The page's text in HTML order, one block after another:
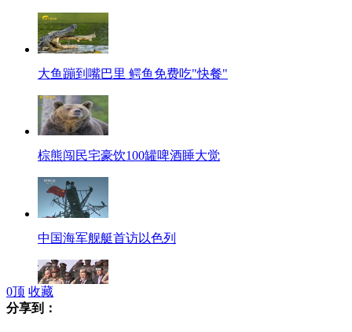
大鱼蹦到嘴巴里 鳄鱼免费吃"快餐"
棕熊闯民宅豪饮100罐啤酒睡大觉
中国海军舰艇首访以色列
0顶 收藏
分享到：